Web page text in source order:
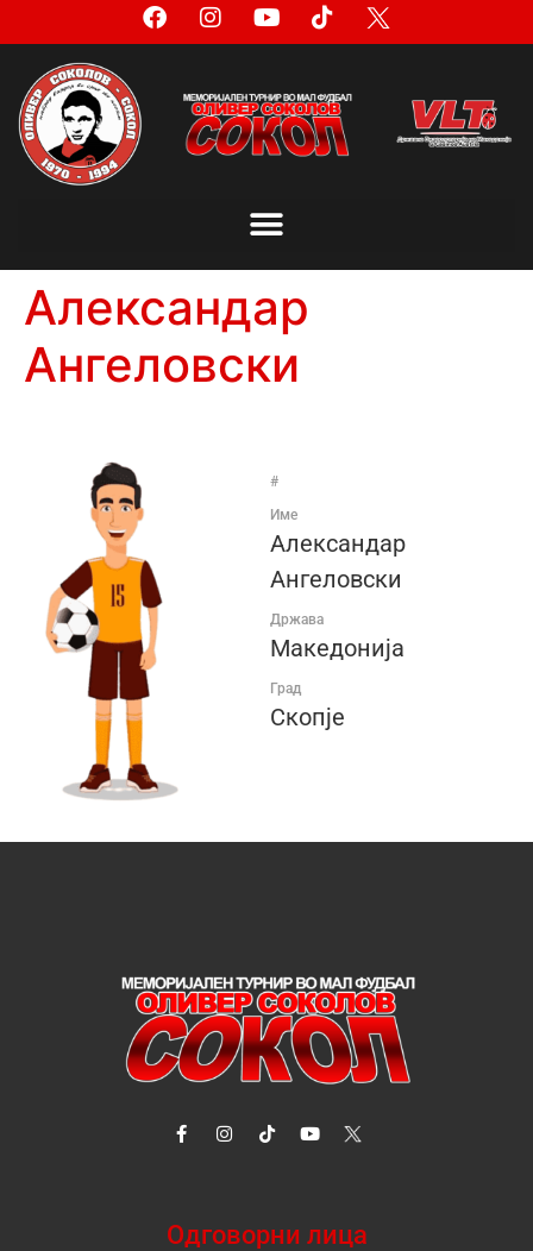
Александар
Ангеловски
#
Име
Александар
Ангеловски
Држава
Македонија
Град
Скопје
Одговорни лица